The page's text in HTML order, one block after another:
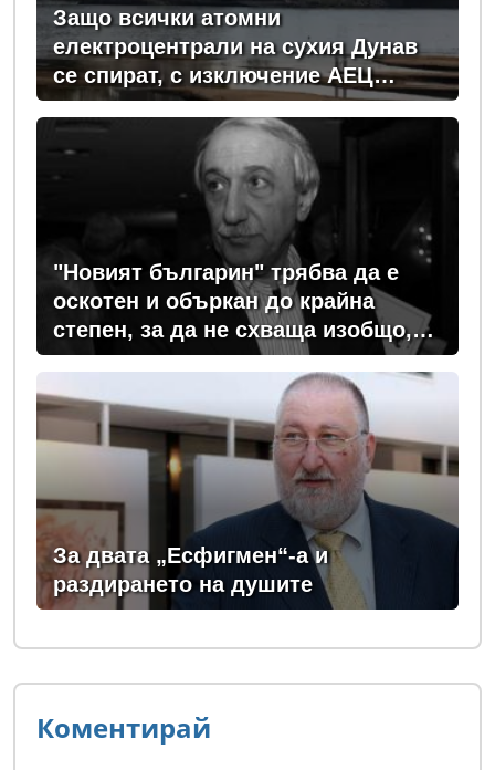
Защо всички атомни
електроцентрали на сухия Дунав
се спират, с изключение АЕЦ
"Козлодуй"?
"Новият българин" трябва да е
оскотен и объркан до крайна
степен, за да не схваща изобщо,
какви хора се упражняват с него
За двата „Есфигмен“-а и
раздирането на душите
Коментирай